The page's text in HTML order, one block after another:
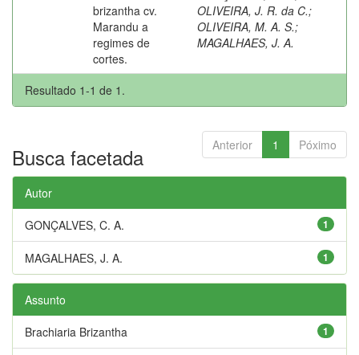
brizantha cv.
Marandu a
regimes de
cortes.
OLIVEIRA, J. R. da C.;
OLIVEIRA, M. A. S.;
MAGALHAES, J. A.
Resultado 1-1 de 1.
Anterior 1 Póximo
Busca facetada
Autor
1
GONÇALVES, C. A.
1
MAGALHAES, J. A.
Assunto
1
Brachiaria Brizantha